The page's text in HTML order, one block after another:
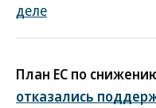
деле
План ЕС по
отказались